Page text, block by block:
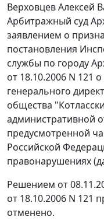
Верховцев Алексей
Арбитражный суд
заявлением о
постановления
службы по городу
от 18.10.2006 N 121
генерального
общества
административной
предусмотренной
Российской
правонарушениях
Решением от
от 18.10.2006 N 121
отменено.